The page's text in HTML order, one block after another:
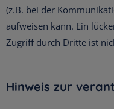
(z.B. bei der
aufweisen kann. Ein
Zugriff durch Dritte ist
Hinweis zur